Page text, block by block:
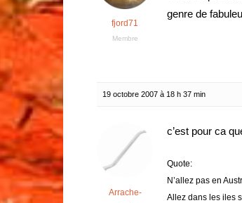
fjord71
Membre
genre de
19 octobre 2007 à 18 h 37 min
Arrache-
c’est pour ca
Quote:
N’allez pas en
Allez dans les iles